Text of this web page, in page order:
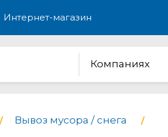
Интернет-магазин
Компаниях
Вывоз мусора / снега